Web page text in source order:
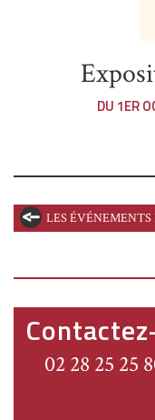
DU 1ER
LES ÉVÉNEMENTS
02 28 25 25